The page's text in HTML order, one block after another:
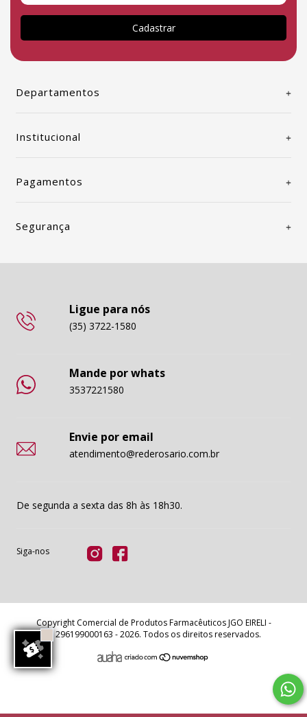
Cadastrar
Departamentos
Institucional
Pagamentos
Segurança
Ligue para nós
(35) 3722-1580
Mande por whats
3537221580
Envie por email
atendimento@rederosario.com.br
De segunda a sexta das 8h às 18h30.
Siga-nos
Copyright Comercial de Produtos Farmacêuticos JGO EIRELI -
11296199000163 - 2026. Todos os direitos reservados.